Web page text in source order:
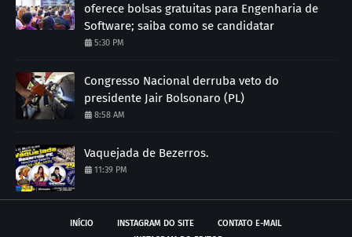
oferece bolsas gratuitas para Engenharia de
Software; saiba como se candidatar
5:30 PM
Congresso Nacional derruba veto do
presidente Jair Bolsonaro (PL)
8:58 AM
Vaquejada de Bezerros.
11:39 PM
INÍCIO INSTAGRAM DO SITE
CONTATO E-MAIL